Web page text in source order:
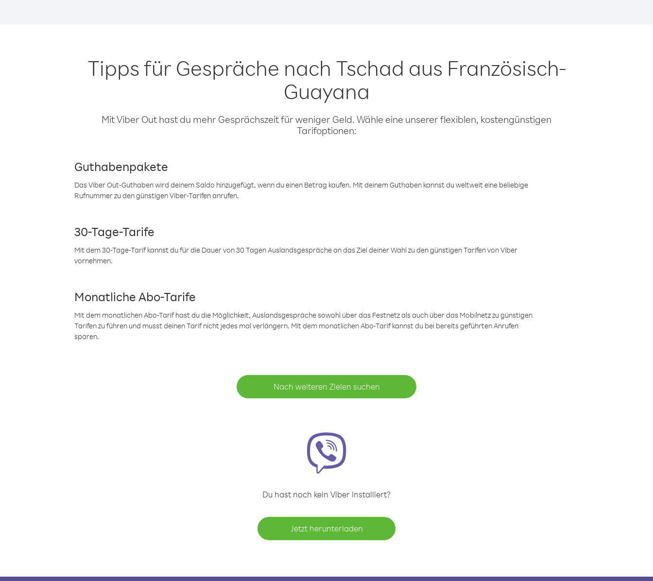
Tipps für Gespräche nach Tschad aus Französisch-
Guayana
Mit Viber Out hast du mehr Gesprächszeit für weniger Geld. Wähle eine unserer flexiblen, kostengünstigen
Tarifoptionen:
Guthabenpakete
Das Viber Out-Guthaben wird deinem Saldo hinzugefügt, wenn du einen Betrag kaufen. Mit deinem Guthaben kannst du weltweit eine beliebige
Rufnummer zu den günstigen Viber-Tarifen anrufen.
30-Tage-Tarife
Mit dem 30-Tage-Tarif kannst du für die Dauer von 30 Tagen Auslandsgespräche an das Ziel deiner Wahl zu den günstigen Tarifen von Viber
vornehmen.
Monatliche Abo-Tarife
Mit dem monatlichen Abo-Tarif hast du die Möglichkeit, Auslandsgespräche sowohl über das Festnetz als auch über das Mobilnetz zu günstigen
Tarifen zu führen und musst deinen Tarif nicht jedes mal verlängern. Mit dem monatlichen Abo-Tarif kannst du bei bereits geführten Anrufen
sparen.
Nach weiteren Zielen suchen
Du hast noch kein Viber installiert?
Jetzt herunterladen